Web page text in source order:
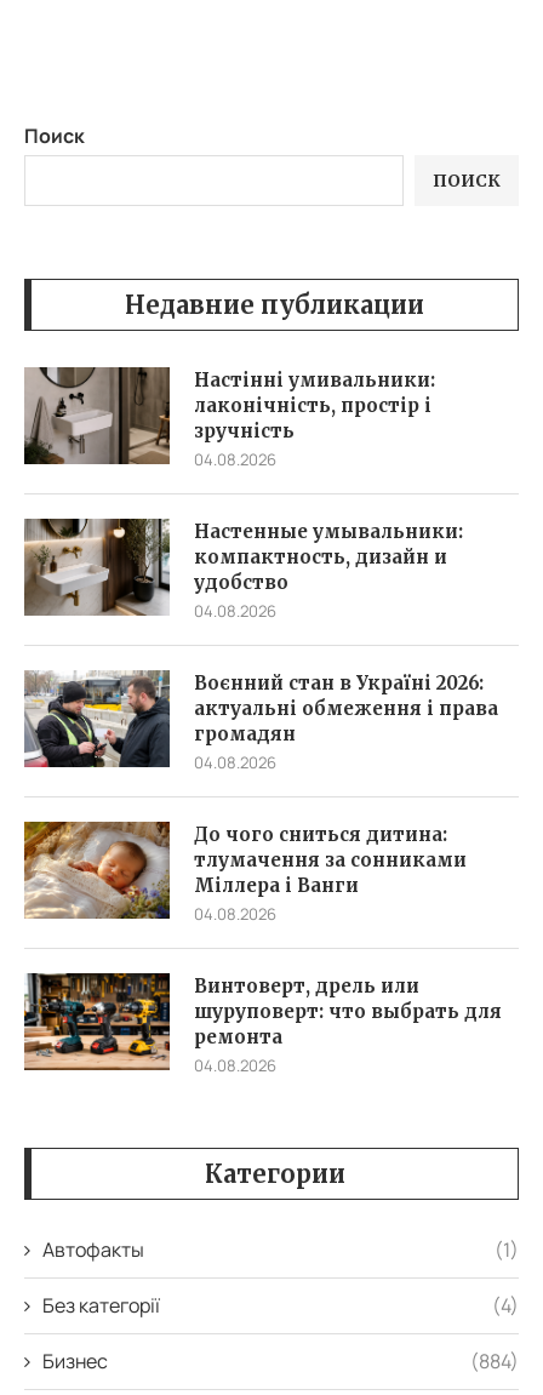
Поиск
ПОИСК
Недавние публикации
Настінні умивальники:
лаконічність, простір і
зручність
04.08.2026
Настенные умывальники:
компактность, дизайн и
удобство
04.08.2026
Воєнний стан в Україні 2026:
актуальні обмеження і права
громадян
04.08.2026
До чого сниться дитина:
тлумачення за сонниками
Міллера і Ванги
04.08.2026
Винтоверт, дрель или
шуруповерт: что выбрать для
ремонта
04.08.2026
Категории
Автофакты (1)
Без категорії (4)
Бизнес (884)